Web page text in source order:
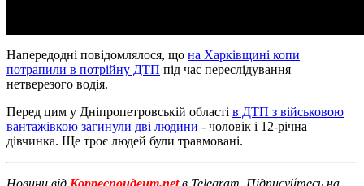
Напередодні повідомлялося, що на Харківщині копи
потрапили в потрійну ДТП під час переслідування
нетверезого водія.
Перед цим у Дніпропетровській області в ДТП з військовою
вантажівкою загинули дві людини - чоловік і 12-річна
дівчинка. Ще троє людей були травмовані.
Новини від Корреспондент.netв Telegram. Підписуйтесь на